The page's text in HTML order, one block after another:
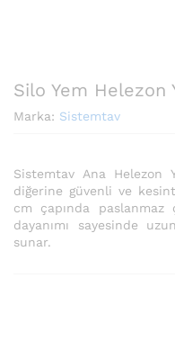
Silo Yem Helezon
Marka: Sistemtav
Sistemtav Ana Helezon
diğerine güvenli ve
cm çapında
dayanımı sayesinde
sunar.